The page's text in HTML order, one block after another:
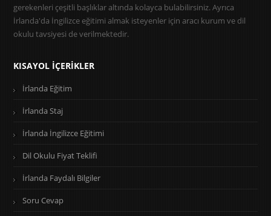
gerekenleri çeşitli başlıklar altında kolayca bulabilirsiniz. Ayrıca
İrlanda'da İngilizce eğitimi almak isteyenler için aracı kurum ve dil
okulu tavsiyesi de verilmektedir.
KISAYOL İÇERIKLER
İrlanda Eğitim
İrlanda Staj
İrlanda İngilizce Eğitimi
Dil Okulu Fiyat Teklifi
İrlanda Faydalı Bilgiler
Soru Cevap